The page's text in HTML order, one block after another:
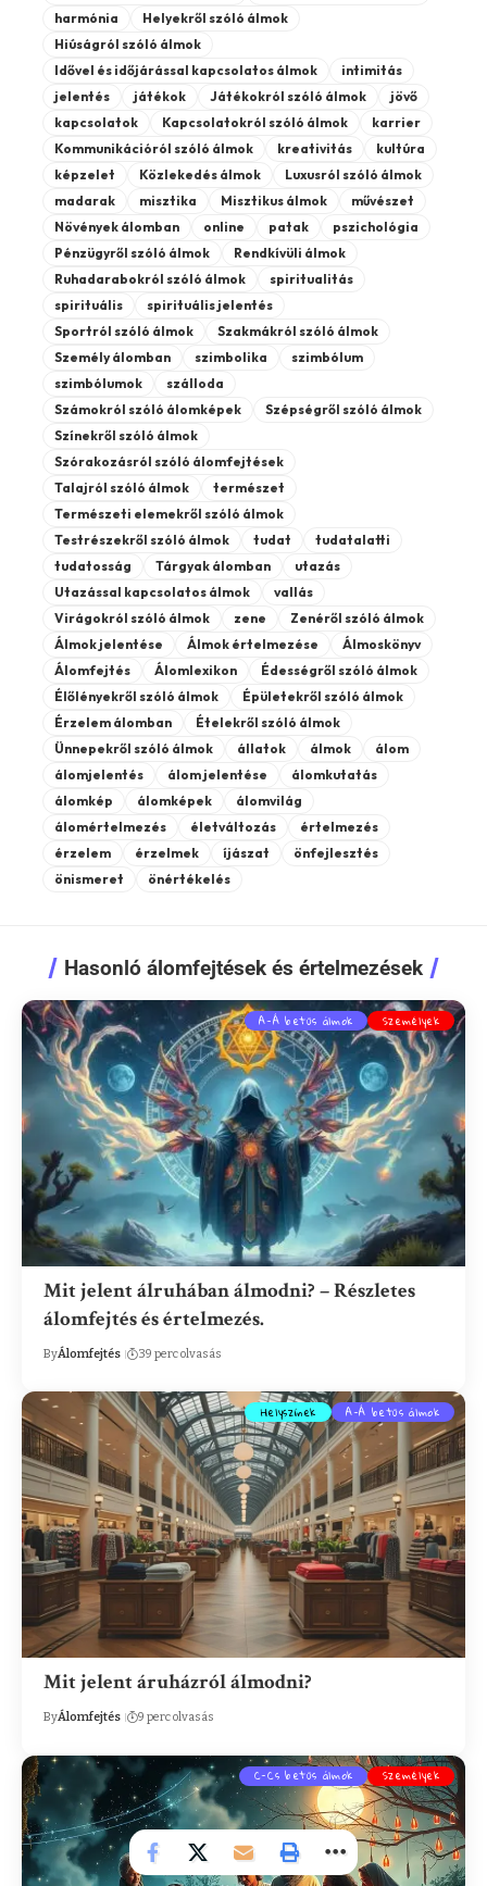
harmónia
Helyekről szóló álmok
Hiúságról szóló álmok
Idővel és időjárással kapcsolatos álmok
intimitás
jelentés
játékok Játékokról szóló álmok
jövő
kapcsolatok
Kapcsolatokról szóló álmok
karrier
Kommunikációról szóló álmok
kreativitás
kultúra
képzelet
Közlekedés álmok
Luxusról szóló álmok
madarak
misztika Misztikus álmok
művészet
Növények álomban
online patak
pszichológia
Pénzügyről szóló álmok
Rendkívüli álmok
Ruhadarabokról szóló álmok
spiritualitás
spirituális
spirituális jelentés
Sportról szóló álmok
Szakmákról szóló álmok
Személy álomban
szimbolika
szimbólum
szimbólumok
szálloda
Számokról szóló álomképek
Szépségről szóló álmok
Színekről szóló álmok
Szórakozásról szóló álomfejtések
Talajról szóló álmok
természet
Természeti elemekről szóló álmok
Testrészekről szóló álmok
tudat
tudatalatti
tudatosság
Tárgyak álomban
utazás
Utazással kapcsolatos álmok
vallás
Virágokról szóló álmok
zene
Zenéről szóló álmok
Álmok jelentése
Álmok értelmezése
Álmoskönyv
Álomfejtés
Álomlexikon
Édességről szóló álmok
Élőlényekről szóló álmok
Épületekről szóló álmok
Érzelem álomban
Ételekről szóló álmok
Ünnepekről szóló álmok
állatok álmok
álom
álomjelentés
álom jelentése
álomkutatás
álomkép
álomképek
álomvilág
álomértelmezés
életváltozás
értelmezés
érzelem
érzelmek íjászat
önfejlesztés
önismeret
önértékelés
Hasonló álomfejtések és értelmezések
A-Á betűs álmok Személyek
Mit jelent álruhában álmodni? – Részletes
álomfejtés és értelmezés.
ByÁlomfejtés 39 perc olvasás
Helyszínek A-Á betűs álmok
Mit jelent áruházról álmodni?
ByÁlomfejtés 9 perc olvasás
C-Cs betűs álmok Személyek